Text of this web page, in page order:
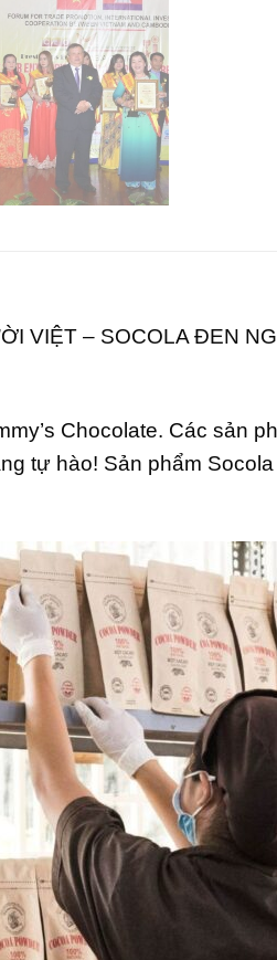
VIỆT – SOCOLA ĐEN
Chocolate. Các sản
tự hào! Sản phẩm